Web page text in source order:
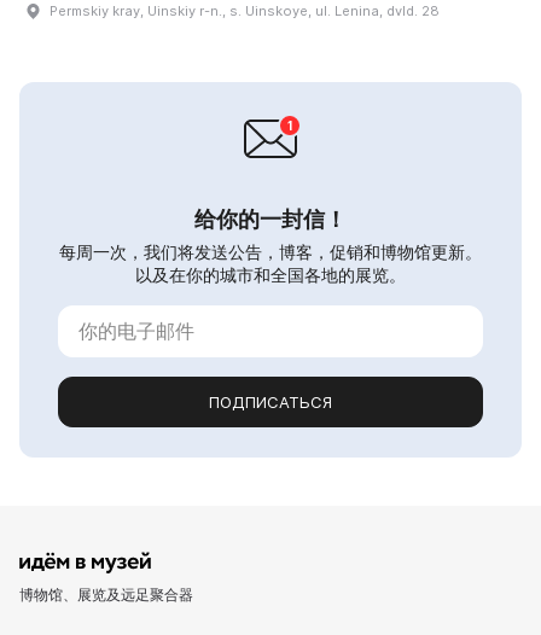
Permskiy kray, Uinskiy r-n., s. Uinskoye, ul. Lenina, dvld. 28
给你的一封信！
每周一次，我们将发送公告，博客，促销和博物馆更新。
以及在你的城市和全国各地的展览。
ПОДПИСАТЬСЯ
博物馆、展览及远足聚合器